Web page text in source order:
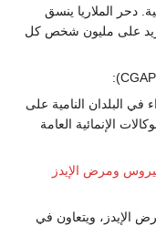
دحر الملاريا ينسق
يزيد على مليون شخص كل
البلدان النامية على
من خلال اتحاد يضم 28 من الوكالات الإنمائية العامة
ومرض الإيدز
الإيدز، ويتعاون في